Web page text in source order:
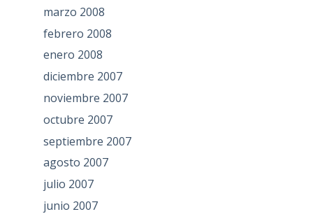
marzo 2008
febrero 2008
enero 2008
diciembre 2007
noviembre 2007
octubre 2007
septiembre 2007
agosto 2007
julio 2007
junio 2007